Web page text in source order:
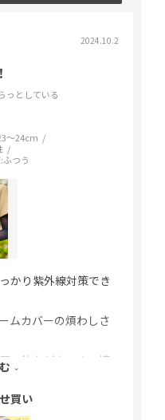
2024.10.2
っとしている
～24cm
ふつう
かり紫外線対策でき
ムカバーの煩わしさ
い物などもできて嬉
買い